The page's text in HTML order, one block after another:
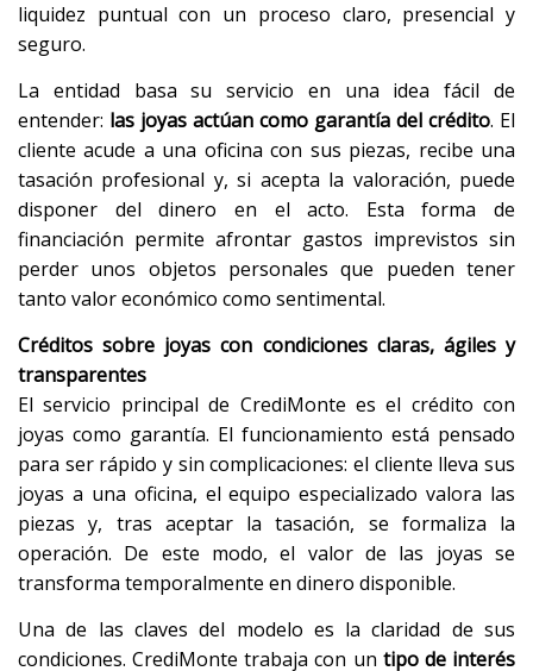
liquidez puntual con un proceso claro, presencial y
seguro.
La entidad basa su servicio en una idea fácil de
entender: las joyas actúan como garantía del crédito. El
cliente acude a una oficina con sus piezas, recibe una
tasación profesional y, si acepta la valoración, puede
disponer del dinero en el acto. Esta forma de
financiación permite afrontar gastos imprevistos sin
perder unos objetos personales que pueden tener
tanto valor económico como sentimental.
Créditos sobre joyas con condiciones claras, ágiles y
transparentes
El servicio principal de CrediMonte es el crédito con
joyas como garantía. El funcionamiento está pensado
para ser rápido y sin complicaciones: el cliente lleva sus
joyas a una oficina, el equipo especializado valora las
piezas y, tras aceptar la tasación, se formaliza la
operación. De este modo, el valor de las joyas se
transforma temporalmente en dinero disponible.
Una de las claves del modelo es la claridad de sus
condiciones. CrediMonte trabaja con un tipo de interés